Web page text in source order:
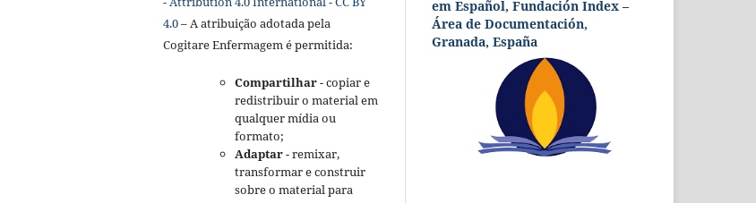
4.0– A atribuição adotada pela
Cogitare Enfermagem é permitida:
Compartilhar- copiar e
redistribuir o material em
qualquer mídia ou
formato;
Adaptar- remixar,
transformar e construir
sobre o material para
em Español, Fundación Index –
Área de Documentación,
Granada, España